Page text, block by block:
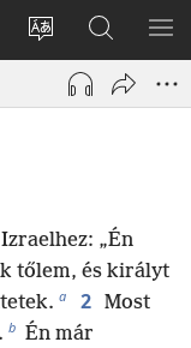
Oldal
nyelvének
megváltoztatása
Bejelentkezés
(opens
window)
Keresés
a jw.org
honlapon
„Én
tőlem, és királyt
a 2 Most
. b Én már